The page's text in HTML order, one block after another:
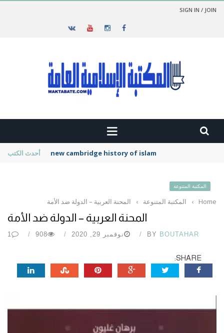
SIGN IN / JOIN
أحدث الكتب new cambridge history of islam
المكتبة المتنوعة
Home
› المكتبة المتنوعة › المحنة العربية – الدولة ضد الأمة
المحنة العربية – الدولة ضد الأمة
BY BOUTAHAR نوفمبر 29, 2020 908
1
SHARE: